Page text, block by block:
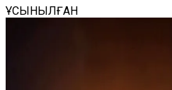
ҰСЫНЫЛҒАН